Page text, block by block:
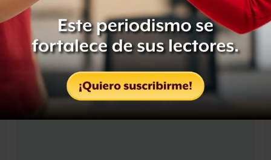
OCULTAR COMENTARIOS
Iniciar sesión
Suscribete para comentar...